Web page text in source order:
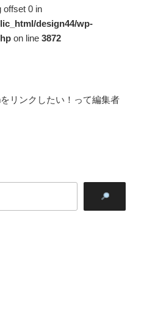
offset 0 in
design44/wp-
on line 3872
リンクしたい！って編集者